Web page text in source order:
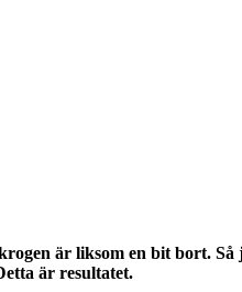
är liksom en bit bort.
är resultatet.